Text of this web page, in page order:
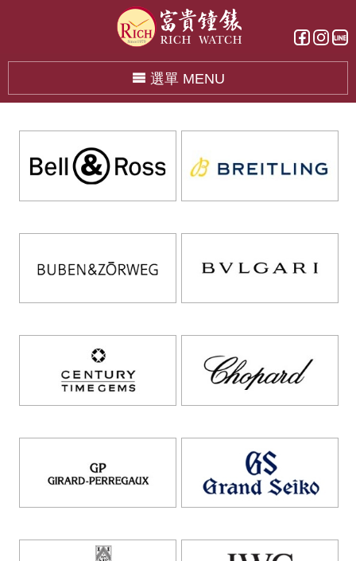
選單 MENU